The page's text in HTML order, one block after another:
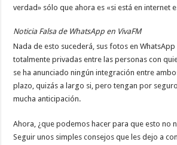
verdad» sólo que ahora es «si está en internet
Noticia Falsa de WhatsApp en VivaFM
Nada de esto sucederá, sus fotos en
totalmente privadas entre las personas con
se ha anunciado ningún integración entre
plazo, quizás a largo si, pero tengan por
mucha anticipación.
Ahora, ¿que podemos hacer para que esto no
Seguir unos simples consejos que les dejo a